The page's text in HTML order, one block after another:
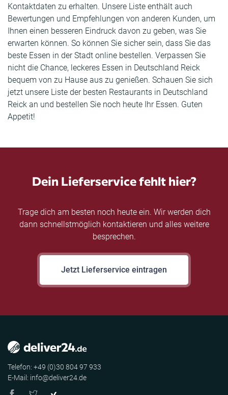
Kontaktdaten zu erhalten. Unsere Liste enthält auch
Bewertungen und Empfehlungen von anderen Kunden, um
Ihnen einen besseren Eindruck davon zu geben, was Sie
erwarten können. So können Sie sicher sein, dass Sie das
beste Essen in der Stadt online bestellen. Verpassen Sie
nicht die Chance, leckeres Essen in Deutschland Reick
bequem von zu Hause aus zu genießen. Schauen Sie sich
jetzt unsere Liste der besten Restaurants in Deutschland
Reick an und bestellen Sie noch heute Ihr Essen. Guten
Appetit!
Dein Lieferservice fehlt hier?
Trage dich am besten noch heute ein. Wir werden dich
dann schnellstmöglich kontaktieren und alles weitere
besprechen.
Jetzt Lieferservice eintragen
Telefon: +49 (0)30 804 97 933
E-Mail: info@deliver24.de